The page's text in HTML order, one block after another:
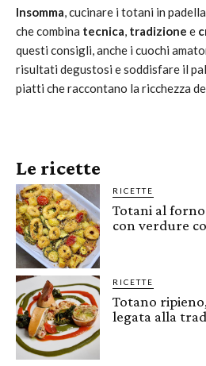
Insomma, cucinare i totani in
che combina tecnica, tradizione e
questi consigli, anche i cuochi
risultati degustosi e soddisfare il
piatti che raccontano la ricchezza
Le ricette
RICETTE
Totani al
con verdure
RICETTE
Totano
legata alla